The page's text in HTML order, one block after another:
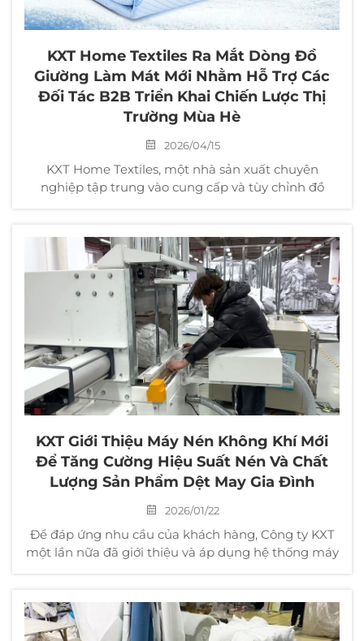
KXT Home Textiles Ra Mắt Dòng Đồ
Giường Làm Mát Mới Nhằm Hỗ Trợ Các
Đối Tác B2B Triển Khai Chiến Lược Thị
Trường Mùa Hè
2026/04/15
KXT Home Textiles, một nhà sản xuất chuyên
nghiệp tập trung vào cung cấp và tùy chỉnh đồ
nhằm giúp các đối tác B2B toàn cầu nắm bắt cơ hội
thị trường mùa hè và đáp ứng nhu cầu ngày càng
tăng về các sản phẩm ngủ mát mẻ, thoải mái trên
toàn thế giới...
KXT Giới Thiệu Máy Nén Không Khí Mới
Để Tăng Cường Hiệu Suất Nén Và Chất
Lượng Sản Phẩm Dệt May Gia Đình
2026/01/22
Để đáp ứng nhu cầu của khách hàng, Công ty KXT
một lần nữa đã giới thiệu và áp dụng hệ thống máy
kỳ sản xuất và tiếp tục cải thiện...